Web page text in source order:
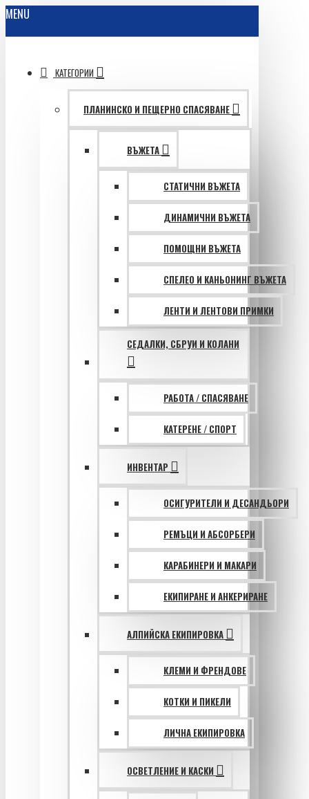
MENU
КАТЕГОРИИ
ПЛАНИНСКО И ПЕЩЕРНО СПАСЯВАНЕ
ВЪЖЕТА
СТАТИЧНИ ВЪЖЕТА
ДИНАМИЧНИ ВЪЖЕТА
ПОМОЩНИ ВЪЖЕТА
СПЕЛЕО И КАНЬОНИНГ ВЪЖЕТА
ЛЕНТИ И ЛЕНТОВИ ПРИМКИ
СЕДАЛКИ, СБРУИ И КОЛАНИ
РАБОТА / СПАСЯВАНЕ
КАТЕРЕНЕ / СПОРТ
ИНВЕНТАР
ОСИГУРИТЕЛИ И ДЕСАНДЬОРИ
РЕМЪЦИ И АБСОРБЕРИ
КАРАБИНЕРИ И МАКАРИ
ЕКИПИРАНЕ И АНКЕРИРАНЕ
АЛПИЙСКА ЕКИПИРОВКА
КЛЕМИ И ФРЕНДОВЕ
КОТКИ И ПИКЕЛИ
ЛИЧНА ЕКИПИРОВКА
ОСВЕТЛЕНИЕ И КАСКИ